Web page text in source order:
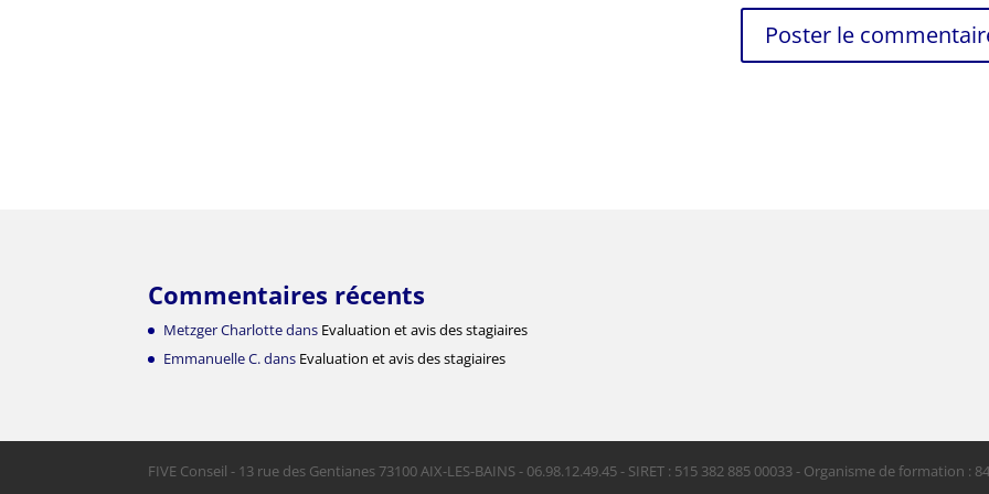
Commentaires récents
Metzger Charlottedans Evaluation et avis des stagiaires
Emmanuelle C.dans Evaluation et avis des stagiaires
FIVE Conseil - 13 rue des Gentianes 73100 AIX-LES-BAINS - 06.98.12.49.45 - SIRET : 515 382 885 00033 - Organisme de formation :